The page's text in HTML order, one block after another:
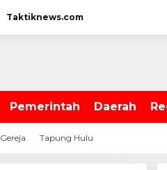
Taktiknews.com
Pemerintah Daerah
Gereja Tapung Hulu